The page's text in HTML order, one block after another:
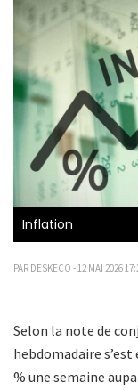
Inflation
PAR DESKECO - 12 MAI 2026
Selon la note de
hebdomadaire
% une semaine